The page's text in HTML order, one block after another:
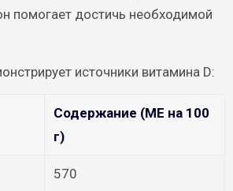
помогает достичь необходимой
источники витамина D:
Содержание (МЕ на 100
г)
570